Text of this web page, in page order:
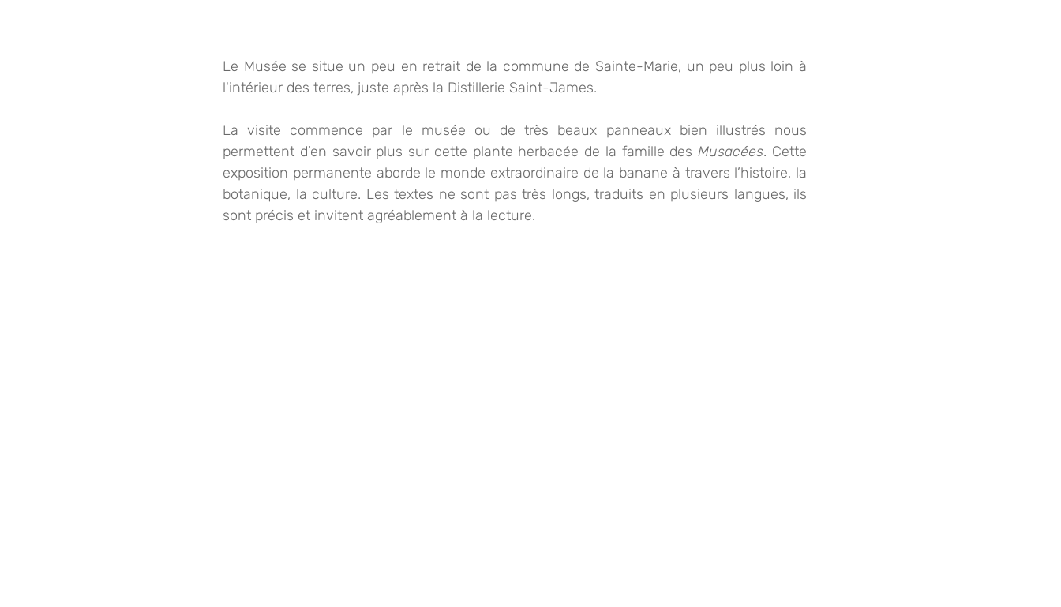
Le Musée se situe un peu en retrait de la commune de Sainte-Marie, un peu plus loin à
l'intérieur des terres, juste après la Distillerie Saint-James.
La visite commence par le musée ou de très beaux panneaux bien illustrés nous
permettent d’en savoir plus sur cette plante herbacée de la famille des Musacées. Cette
exposition permanente aborde le monde extraordinaire de la banane à travers l’histoire, la
botanique, la culture. Les textes ne sont pas très longs, traduits en plusieurs langues, ils
sont précis et invitent agréablement à la lecture.